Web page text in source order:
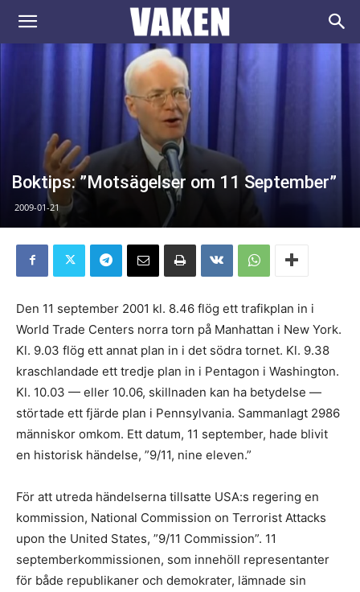
VAKEN.se
Boktips: ”Motsägelser om 11 September”
2009-01-21
Den 11 september 2001 kl. 8.46 flög ett trafikplan in i
World Trade Centers norra torn på Manhattan i New York.
Kl. 9.03 flög ett annat plan in i det södra tornet. Kl. 9.38
kraschlandade ett tredje plan in i Pentagon i Washington.
Kl. 10.03 — eller 10.06, skillnaden kan ha betydelse —
störtade ett fjärde plan i Pennsylvania. Sammanlagt 2986
människor omkom. Ett datum, 11 september, hade blivit
en historisk händelse, ”9/11, nine eleven.”
För att utreda händelserna tillsatte USA:s regering en
kommission, National Commission on Terrorist Attacks
upon the United States, ”9/11 Commission”. 11
septemberkommissionen, som innehöll representanter
för både republikaner och demokrater, lämnade sin